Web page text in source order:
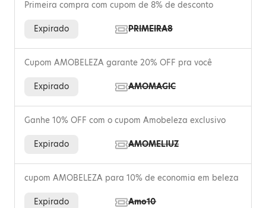
Primeira compra com cupom de 8% de desconto
Expirado PRIMEIRA8
Cupom AMOBELEZA garante 20% OFF pra você
Expirado AMOMAGIC
Ganhe 10% OFF com o cupom Amobeleza exclusivo
Expirado AMOMELIUZ
cupom AMOBELEZA para 10% de economia em beleza
Expirado Amo10